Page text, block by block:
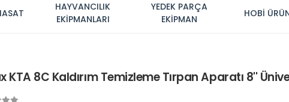
HAYVANCILIK
EKİPMANLARI
YEDEK PARÇA
EKİPMAN
HOBİ
KTA 8C Kaldırım Temizleme Tırpan Aparatı 8''